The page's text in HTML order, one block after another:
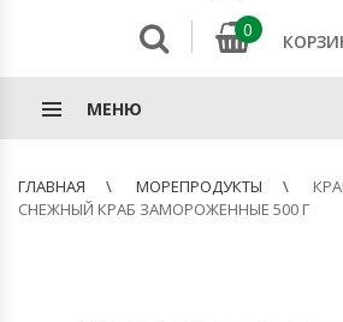
0
МЕНЮ
ГЛАВНАЯ МОРЕПРОДУКТЫ
СНЕЖНЫЙ КРАБ ЗАМОРОЖЕННЫЕ 500 Г